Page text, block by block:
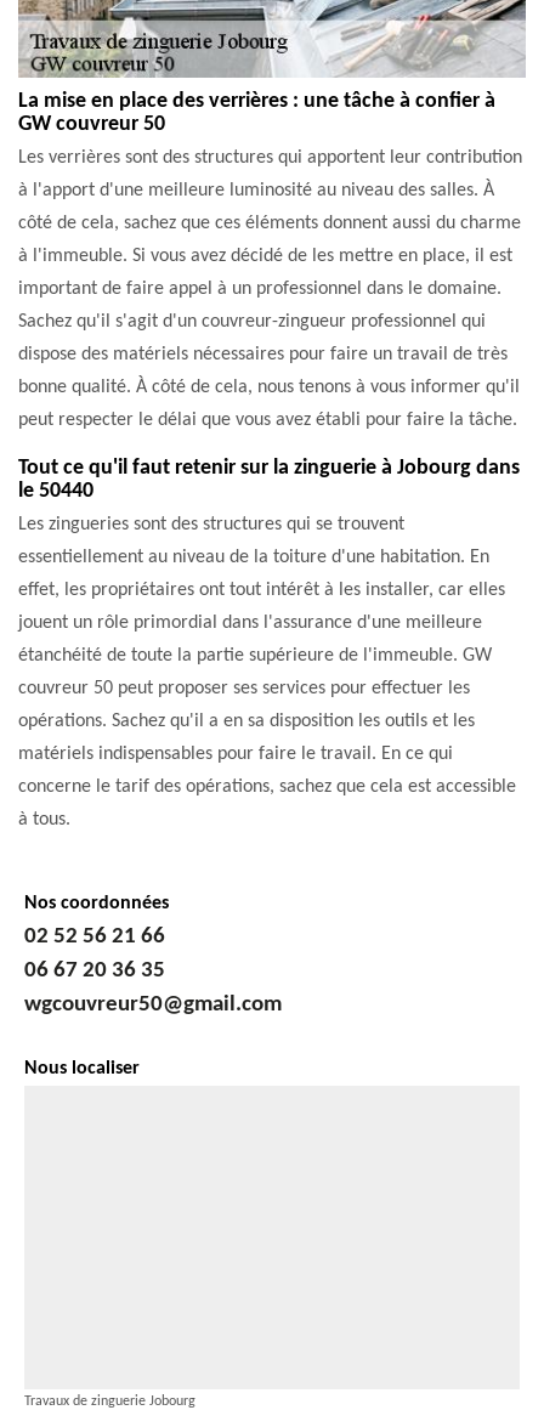
La mise en place des verrières : une tâche à confier à
GW couvreur 50
Les verrières sont des structures qui apportent leur contribution
à l'apport d'une meilleure luminosité au niveau des salles. À
côté de cela, sachez que ces éléments donnent aussi du charme
à l'immeuble. Si vous avez décidé de les mettre en place, il est
important de faire appel à un professionnel dans le domaine.
Sachez qu'il s'agit d'un couvreur-zingueur professionnel qui
dispose des matériels nécessaires pour faire un travail de très
bonne qualité. À côté de cela, nous tenons à vous informer qu'il
peut respecter le délai que vous avez établi pour faire la tâche.
Tout ce qu'il faut retenir sur la zinguerie à Jobourg dans
le 50440
Les zingueries sont des structures qui se trouvent
essentiellement au niveau de la toiture d'une habitation. En
effet, les propriétaires ont tout intérêt à les installer, car elles
jouent un rôle primordial dans l'assurance d'une meilleure
étanchéité de toute la partie supérieure de l'immeuble. GW
couvreur 50 peut proposer ses services pour effectuer les
opérations. Sachez qu'il a en sa disposition les outils et les
matériels indispensables pour faire le travail. En ce qui
concerne le tarif des opérations, sachez que cela est accessible
à tous.
Nos coordonnées
02 52 56 21 66
06 67 20 36 35
wgcouvreur50@gmail.com
Nous localiser
Travaux de zinguerie Jobourg